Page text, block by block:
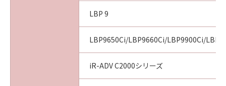
LBP 9
LBP9650Ci/LBP9660Ci/LBP9900Ci/
iR-ADV C2000シリーズ